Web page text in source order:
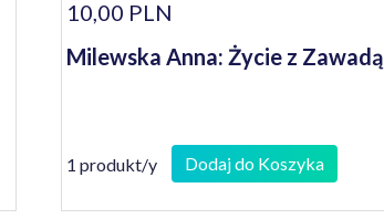
10,00 PLN
Milewska Anna: Życie z Zawadą
1 produkt/y Dodaj do Koszyka